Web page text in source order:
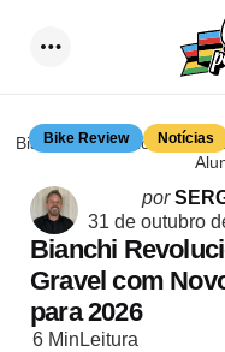
Bike Review Notícias
Bianchi Revoluciona o
Postado
por
por
31 de outubro
Bianchi
Gravel com
para 2026
6 Min Leitura